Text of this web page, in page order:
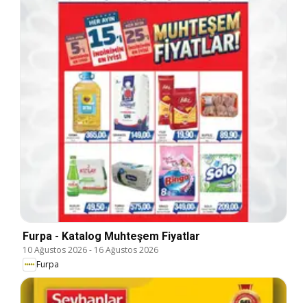
Furpa - Katalog Muhteşem Fiyatlar
10 Ağustos 2026- 16 Ağustos 2026
Furpa